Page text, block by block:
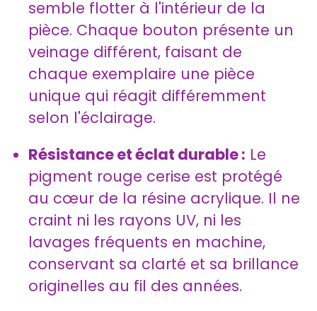
semble flotter à l'intérieur de la
pièce. Chaque bouton présente un
veinage différent, faisant de
chaque exemplaire une pièce
unique qui réagit différemment
selon l'éclairage.
Résistance et éclat durable : Le
pigment rouge cerise est protégé
au cœur de la résine acrylique. Il ne
craint ni les rayons UV, ni les
lavages fréquents en machine,
conservant sa clarté et sa brillance
originelles au fil des années.